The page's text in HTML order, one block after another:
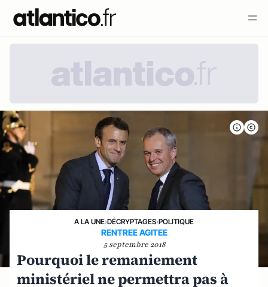
A LA UNE›DÉCRYPTAGES›POLITIQUE
RENTREE AGITEE
5 septembre 2018
Pourquoi le remaniement
ministériel ne permettra pas à